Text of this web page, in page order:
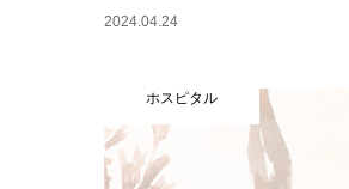
2024.04.24
ホスピタル